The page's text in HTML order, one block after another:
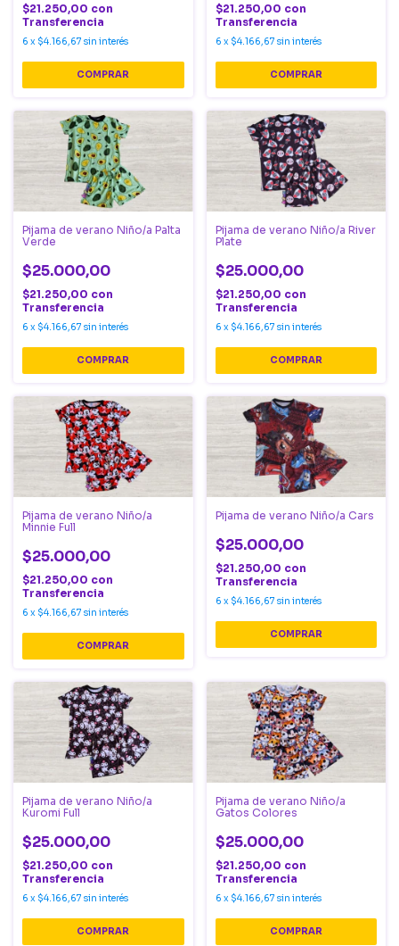
$21.250,00 con
Transferencia
6 x $4.166,67 sin interés
COMPRAR
$21.250,00 con
Transferencia
6 x $4.166,67 sin interés
COMPRAR
Pijama de verano Niño/a Palta
Verde
$25.000,00
$21.250,00 con
Transferencia
6 x $4.166,67 sin interés
COMPRAR
Pijama de verano Niño/a River
Plate
$25.000,00
$21.250,00 con
Transferencia
6 x $4.166,67 sin interés
COMPRAR
Pijama de verano Niño/a
Minnie Full
$25.000,00
$21.250,00 con
Transferencia
6 x $4.166,67 sin interés
COMPRAR
Pijama de verano Niño/a Cars
$25.000,00
$21.250,00 con
Transferencia
6 x $4.166,67 sin interés
COMPRAR
Pijama de verano Niño/a
Kuromi Full
$25.000,00
$21.250,00 con
Transferencia
6 x $4.166,67 sin interés
COMPRAR
Pijama de verano Niño/a
Gatos Colores
$25.000,00
$21.250,00 con
Transferencia
6 x $4.166,67 sin interés
COMPRAR